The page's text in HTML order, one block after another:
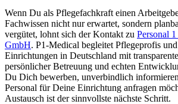
Wenn Du als Pflegefachkraft einen
Fachwissen nicht nur erwartet, sondern
vergütet, lohnt sich der Kontakt zu Personal
GmbH. P1-Medical begleitet Pflegeprofis
Einrichtungen in Deutschland mit
persönlicher Betreuung und echten
Du Dich bewerben, unverbindlich
Personal für Deine Einrichtung anfragen
Austausch ist der sinnvollste nächste Schritt.